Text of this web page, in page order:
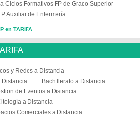
Ciclos Formativos FP de Grado Superior
Auxiliar de Enfermería
en TARIFA
y Redes a Distancia
Distancia
Bachillerato a Distancia
de Eventos a Distancia
a Distancia
Comerciales a Distancia